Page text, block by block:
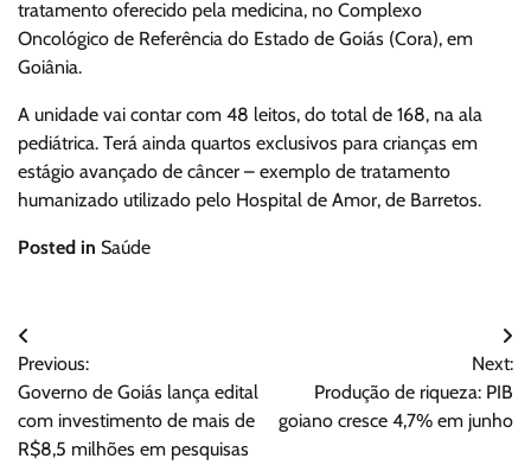
tratamento oferecido pela medicina, no Complexo
Oncológico de Referência do Estado de Goiás (Cora), em
Goiânia.
A unidade vai contar com 48 leitos, do total de 168, na ala
pediátrica. Terá ainda quartos exclusivos para crianças em
estágio avançado de câncer – exemplo de tratamento
humanizado utilizado pelo Hospital de Amor, de Barretos.
Posted in Saúde
Navegação
de
Post
Previous:
Governo de Goiás lança edital
com investimento de mais de
R$8,5 milhões em pesquisas
Next:
Produção de riqueza: PIB
goiano cresce 4,7% em junho